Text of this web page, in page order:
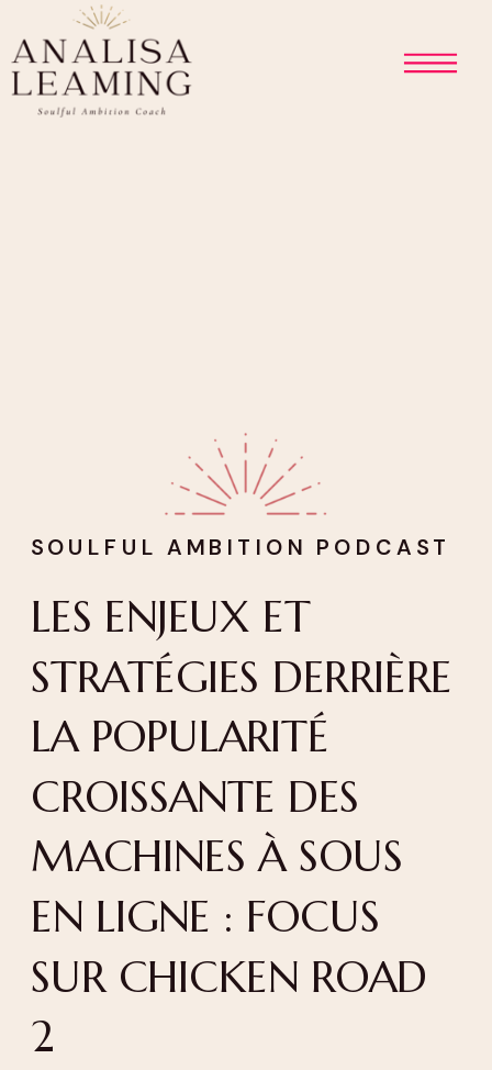
LES ENJEUX ET
STRATÉGIES DERRIÈRE
LA POPULARITÉ
CROISSANTE DES
MACHINES À SOUS
EN LIGNE : FOCUS
SUR CHICKEN ROAD
2
SOULFUL AMBITION PODCAST